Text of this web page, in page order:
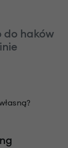
do haków